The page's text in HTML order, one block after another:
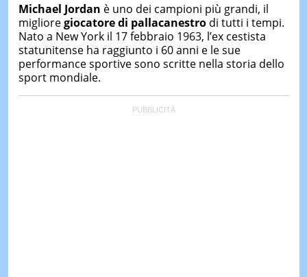
DI
Michael Jordan è uno dei campioni più grandi, il
miglioregiocatore di pallacanestrodi tutti i tempi.
Nato a New York il 17 febbraio 1963, l’ex cestista
statunitense ha raggiunto i 60 anni e le sue
performance sportive sono scritte nella storia dello
sport mondiale.